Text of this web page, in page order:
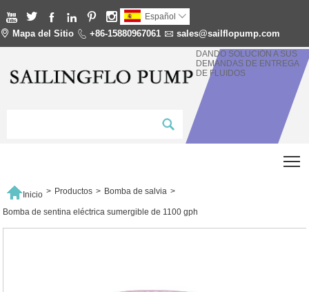
      Español 
 Mapa del Sitio  +86-15880967061  sales@sailflopump.com
DANDO SOLUCIÓN A SUS
DEMANDAS DE ENTREGA
DE FLUIDOS
Inicio > Productos > Bomba de salvia >
Bomba de sentina eléctrica sumergible de 1100 gph